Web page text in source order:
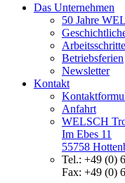
Das Unternehmen
50 Jahre
Betriebsferien
Newsletter
Kontakt
Anfahrt
WELSCH
Im Ebes 11
55758
Tel.: +49 (0)
Fax: +49 (0)